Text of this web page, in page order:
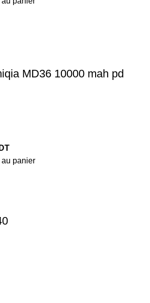
MD36 10000 mah pd
DT
panier